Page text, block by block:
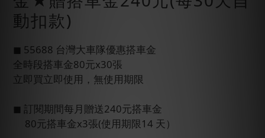
動扣款)
◼︎ 55688 台灣大車隊優惠搭車金
全時段搭車金80元x30張
立即買立即使用，無使用期限
◼︎ 訂閱期間每月贈送240元搭車金
     80元搭車金x3張(使用期限14 天）